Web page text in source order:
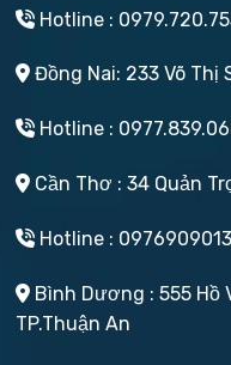
Hotline :
Đồng Nai: 233 Võ Thị
Hotline :
Cần Thơ : 34 Quản
Hotline :
Bình Dương : 555 Hồ
TP.Thuận An